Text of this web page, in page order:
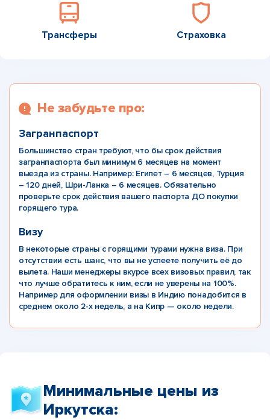
Трансферы Страховка
Не забудьте про:
Загранпаспорт
Большинство стран требуют, что бы срок действия
загранпаспорта был минимум 6 месяцев на момент
выезда из страны. Например: Египет – 6 месяцев, Турция
– 120 дней, Шри-Ланка – 6 месяцев. Обязательно
проверьте срок действия вашего паспорта ДО покупки
горящего тура.
Визу
В некоторые страны с горящими турами нужна виза. При
отсутствии есть шанс, что вы не успеете получить её до
вылета. Наши менеджеры вкурсе всех визовых правил, так
что лучше обратитесь к ним, если не уверены на 100%.
Например для оформлении визы в Индию понадобится в
среднем около 2-х недель, а на Кипр — около недели.
Минимальные цены из
Иркутска: